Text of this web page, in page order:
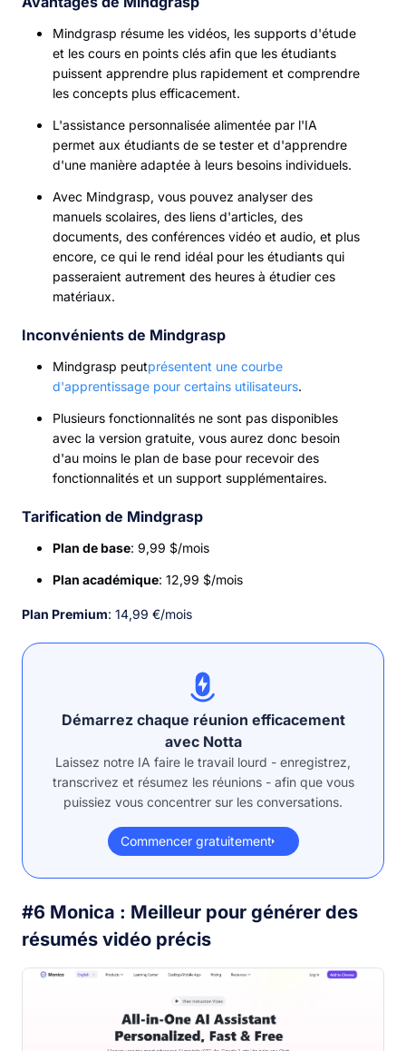
Mindgrasp résume les vidéos, les supports d'étude
et les cours en points clés afin que les étudiants
puissent apprendre plus rapidement et comprendre
les concepts plus efficacement.
L'assistance personnalisée alimentée par l'IA
permet aux étudiants de se tester et d'apprendre
d'une manière adaptée à leurs besoins individuels.
Avec Mindgrasp, vous pouvez analyser des
manuels scolaires, des liens d'articles, des
documents, des conférences vidéo et audio, et plus
encore, ce qui le rend idéal pour les étudiants qui
passeraient autrement des heures à étudier ces
matériaux.
Inconvénients de Mindgrasp
Mindgrasp peutprésentent une courbe
d'apprentissage pour certains utilisateurs.
Plusieurs fonctionnalités ne sont pas disponibles
avec la version gratuite, vous aurez donc besoin
d'au moins le plan de base pour recevoir des
fonctionnalités et un support supplémentaires.
Tarification de Mindgrasp
Plan de base: 9,99 $/mois
Plan académique: 12,99 $/mois
Plan Premium: 14,99 €/mois
Démarrez chaque réunion efficacement
avec Notta
Laissez notre IA faire le travail lourd - enregistrez,
transcrivez et résumez les réunions - afin que vous
puissiez vous concentrer sur les conversations.
Commencer gratuitement
#6 Monica : Meilleur pour générer des
résumés vidéo précis